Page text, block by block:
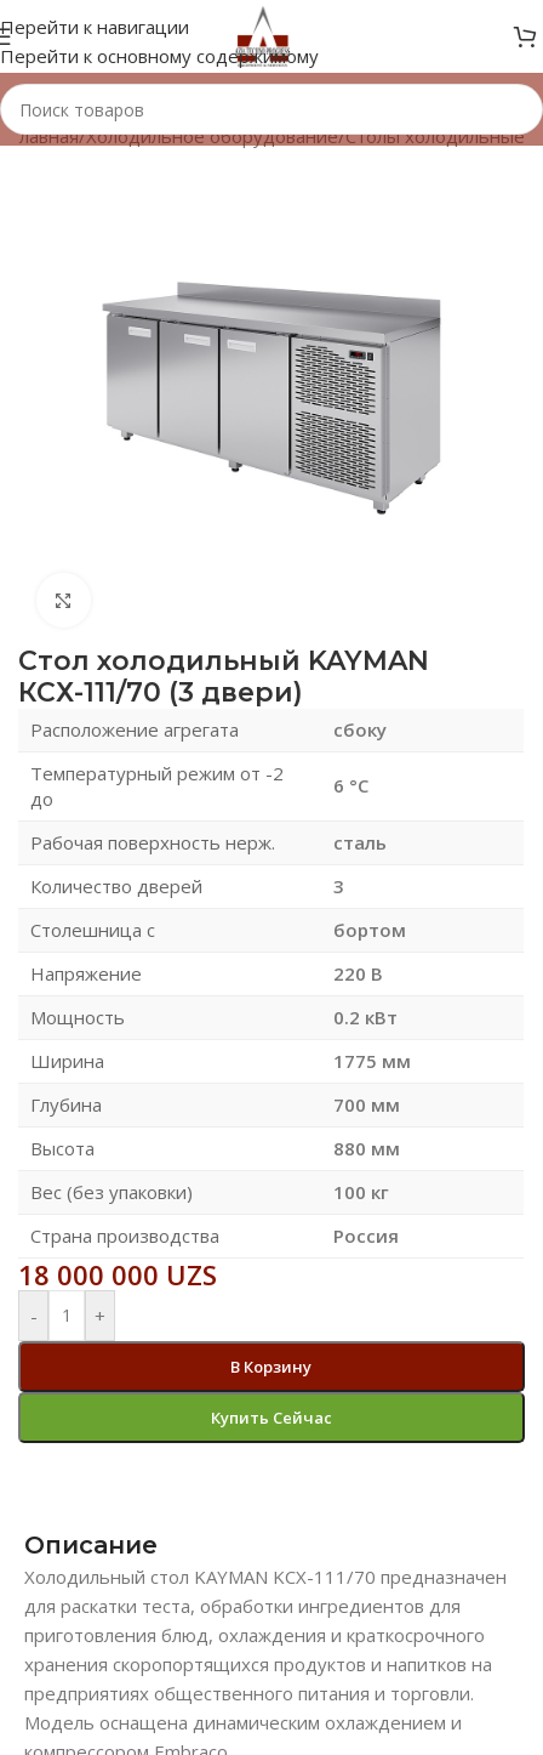
Перейти к навигации
Перейти к основному содержимому
Главная/Холодильное оборудование/Столы холодильные
Стол холодильный KAYMAN
КСХ-111/70 (3 двери)
Расположение агрегата
сбоку
Температурный режим от -2
до
6 °С
Рабочая поверхность нерж.
сталь
Количество дверей
3
Столешница с
бортом
Напряжение
220 В
Мощность
0.2 кВт
Ширина
1775 мм
Глубина
700 мм
Высота
880 мм
Вес (без упаковки)
100 кг
Страна производства
Россия
18 000 000 UZS
- +
В Корзину
Купить Сейчас
Описание
Холодильный стол KAYMAN KСХ-111/70 предназначен
для раскатки теста, обработки ингредиентов для
приготовления блюд, охлаждения и краткосрочного
хранения скоропортящихся продуктов и напитков на
предприятиях общественного питания и торговли.
Модель оснащена динамическим охлаждением и